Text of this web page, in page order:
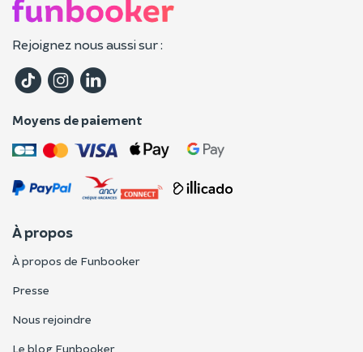
Rejoignez nous aussi sur :
Moyens de paiement
À propos
À propos de Funbooker
Presse
Nous rejoindre
Le blog Funbooker